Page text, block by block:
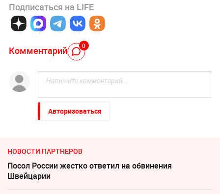
Подписаться на LIFE
Комментарий 0
Авторизоваться
НОВОСТИ ПАРТНЕРОВ
Посол России жестко ответил на обвинения
Швейцарии